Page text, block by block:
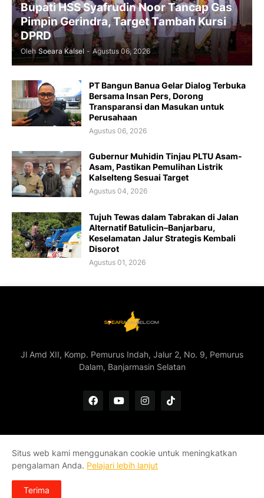
Bupati HSS Syafrudin Noor Tancap Gas
Pimpin Gerindra, Target Tambah Kursi
DPRD
Oleh Soeara Kalsel - Agustus 06, 2026
PT Bangun Banua Gelar Dialog Terbuka
Bersama Insan Pers, Dorong
Transparansi dan Masukan untuk
Perusahaan
Agustus 06, 2026
Gubernur Muhidin Tinjau PLTU Asam-
Asam, Pastikan Pemulihan Listrik
Kalselteng Sesuai Target
Agustus 04, 2026
Tujuh Tewas dalam Tabrakan di Jalan
Alternatif Batulicin–Banjarbaru,
Keselamatan Jalur Strategis Kembali
Disorot
Agustus 01, 2026
Jl Amd XII, Komp. Pemurus Indah, Jalur 2, No. 9, Pemurus
Dalam, Banjarmasin Selatan
Home Redaksi Kontak
Pedoman Media Siber
Tentang Kami
Situs web kami menggunakan cookie untuk meningkatkan
pengalaman Anda. Pelajari lebih lanjut
Terima